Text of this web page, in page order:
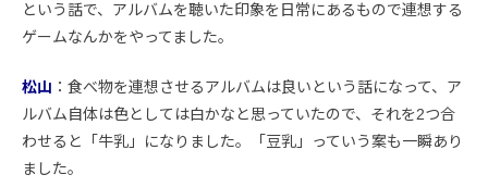
という話で、アルバムを聴いた印象を日常にあるもので連想する
ゲームなんかをやってました。
松山 ：食べ物を連想させるアルバムは良いという話になって、ア
ルバム自体は色としては白かなと思っていたので、それを2つ合
わせると「牛乳」になりました。「豆乳」っていう案も一瞬あり
ました。